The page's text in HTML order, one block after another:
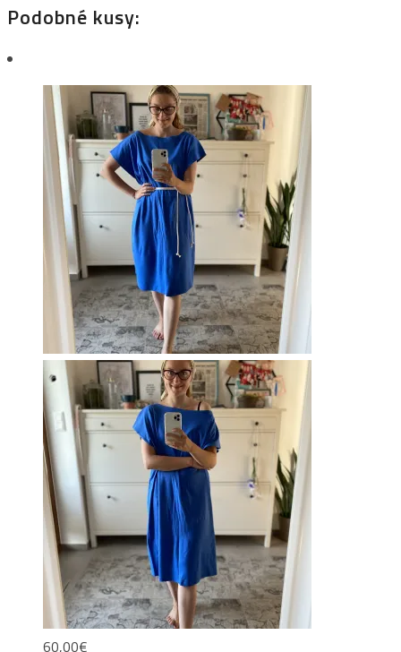
Podobné kusy:
60,00€